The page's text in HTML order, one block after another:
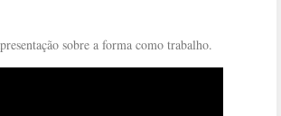
sobre a forma como trabalho.